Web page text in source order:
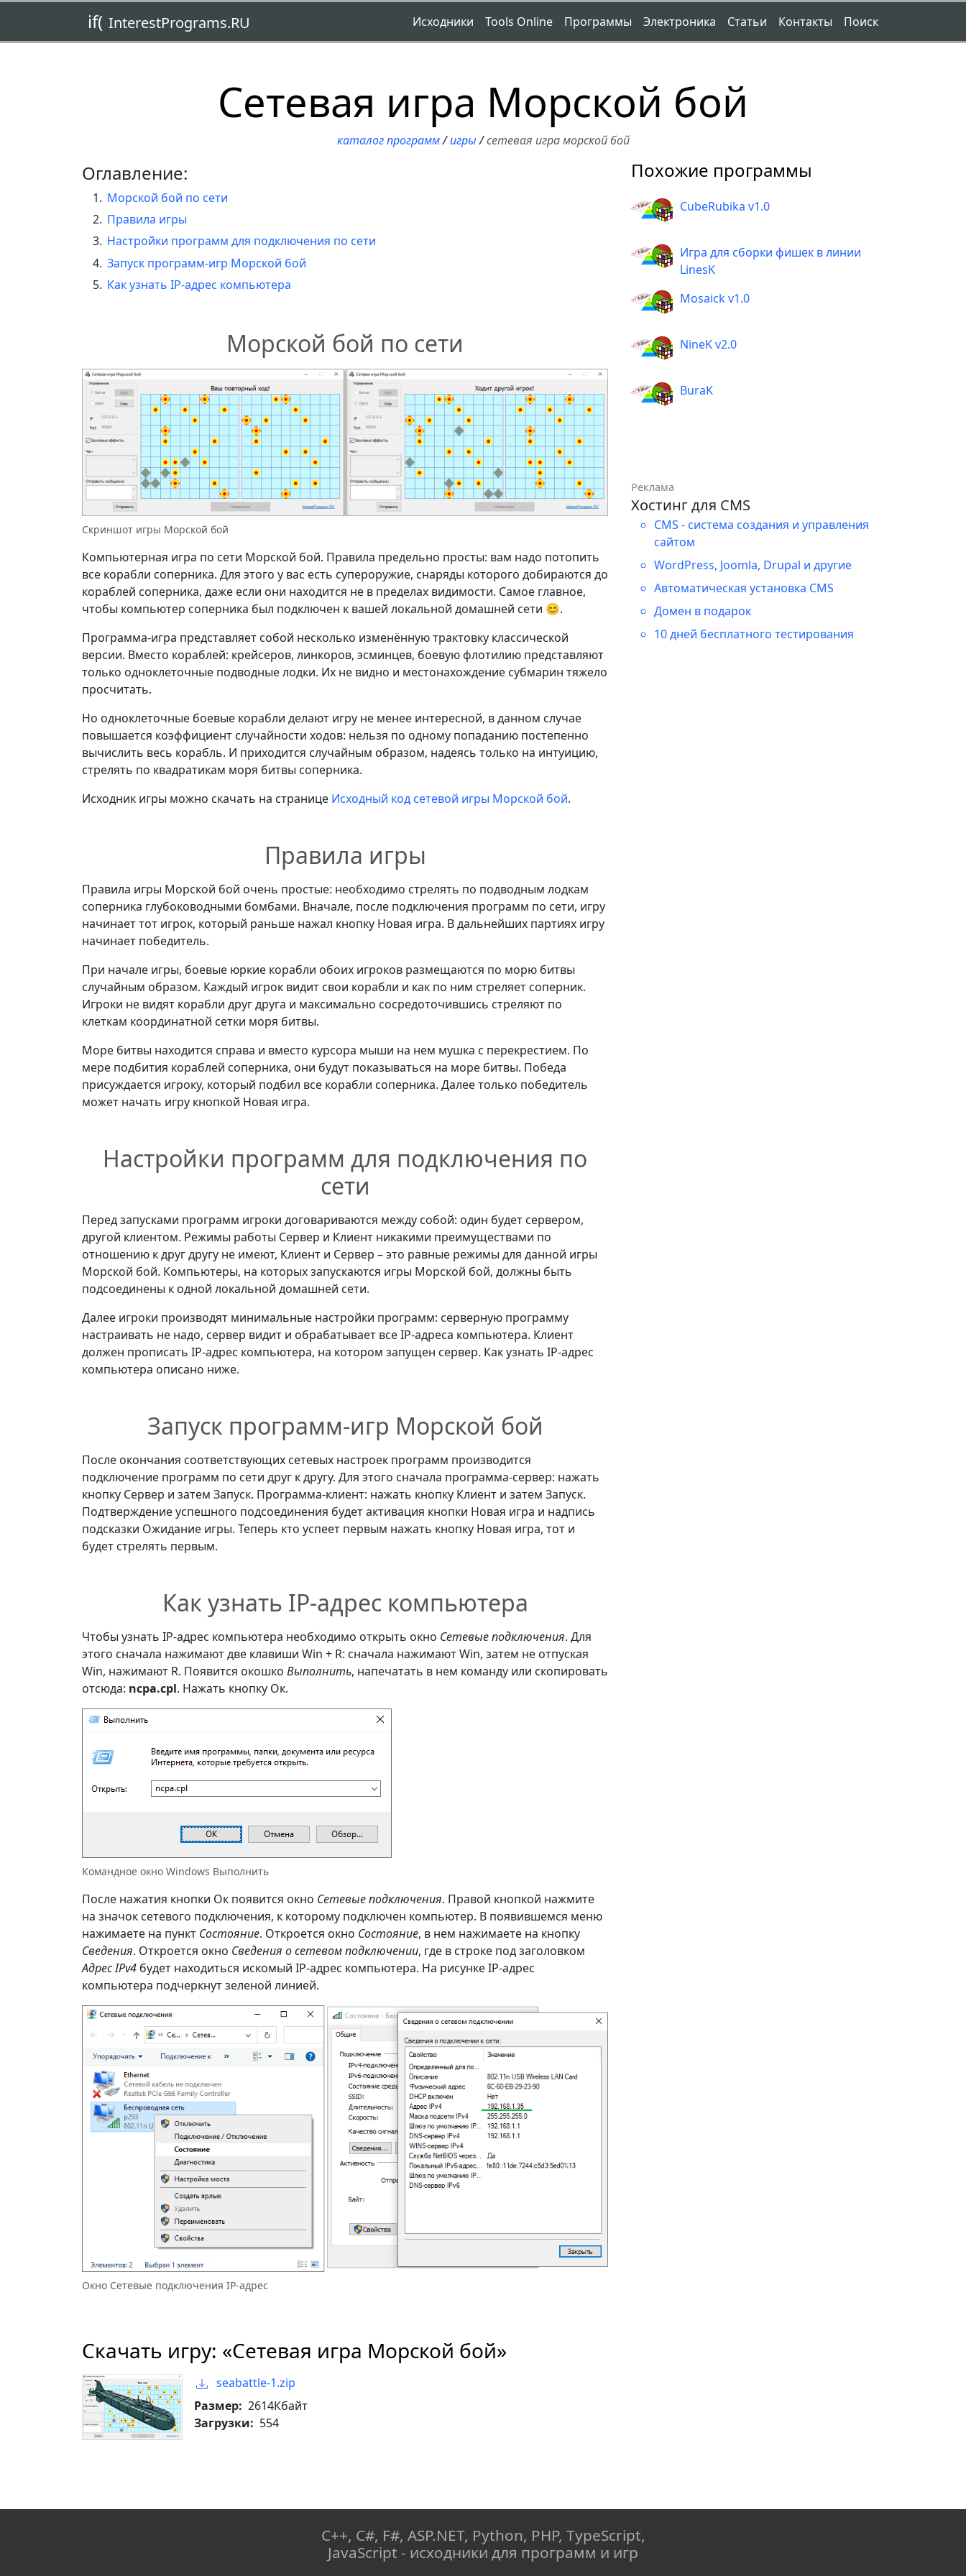
if( InterestPrograms.RU Исходники Tools Online Программы Электроника Статьи Контакты Поиск
Сетевая игра Морской бой
каталог программ/игры/сетевая игра морской бой
Оглавление:
Морской бой по сети
Правила игры
Настройки программ для подключения по сети
Запуск программ-игр Морской бой
Как узнать IP-адрес компьютера
Морской бой по сети
Скриншот игры Морской бой
Компьютерная игра по сети Морской бой. Правила предельно просты: вам надо потопить
все корабли соперника. Для этого у вас есть супероружие, снаряды которого добираются до
кораблей соперника, даже если они находится не в пределах видимости. Самое главное,
чтобы компьютер соперника был подключен к вашей локальной домашней сети 😊.
Программа-игра представляет собой несколько изменённую трактовку классической
версии. Вместо кораблей: крейсеров, линкоров, эсминцев, боевую флотилию представляют
только одноклеточные подводные лодки. Их не видно и местонахождение субмарин тяжело
просчитать.
Но одноклеточные боевые корабли делают игру не менее интересной, в данном случае
повышается коэффициент случайности ходов: нельзя по одному попаданию постепенно
вычислить весь корабль. И приходится случайным образом, надеясь только на интуицию,
стрелять по квадратикам моря битвы соперника.
Исходник игры можно скачать на странице Исходный код сетевой игры Морской бой.
Правила игры
Правила игры Морской бой очень простые: необходимо стрелять по подводным лодкам
соперника глубоководными бомбами. Вначале, после подключения программ по сети, игру
начинает тот игрок, который раньше нажал кнопку Новая игра. В дальнейших партиях игру
начинает победитель.
При начале игры, боевые юркие корабли обоих игроков размещаются по морю битвы
случайным образом. Каждый игрок видит свои корабли и как по ним стреляет соперник.
Игроки не видят корабли друг друга и максимально сосредоточившись стреляют по
клеткам координатной сетки моря битвы.
Море битвы находится справа и вместо курсора мыши на нем мушка с перекрестием. По
мере подбития кораблей соперника, они будут показываться на море битвы. Победа
присуждается игроку, который подбил все корабли соперника. Далее только победитель
может начать игру кнопкой Новая игра.
Настройки программ для подключения по
сети
Перед запусками программ игроки договариваются между собой: один будет сервером,
другой клиентом. Режимы работы Сервер и Клиент никакими преимуществами по
отношению к друг другу не имеют, Клиент и Сервер – это равные режимы для данной игры
Морской бой. Компьютеры, на которых запускаются игры Морской бой, должны быть
подсоединены к одной локальной домашней сети.
Далее игроки производят минимальные настройки программ: серверную программу
настраивать не надо, сервер видит и обрабатывает все IP-адреса компьютера. Клиент
должен прописать IP-адрес компьютера, на котором запущен сервер. Как узнать IP-адрес
компьютера описано ниже.
Запуск программ-игр Морской бой
После окончания соответствующих сетевых настроек программ производится
подключение программ по сети друг к другу. Для этого сначала программа-сервер: нажать
кнопку Сервер и затем Запуск. Программа-клиент: нажать кнопку Клиент и затем Запуск.
Подтверждение успешного подсоединения будет активация кнопки Новая игра и надпись
подсказки Ожидание игры. Теперь кто успеет первым нажать кнопку Новая игра, тот и
будет стрелять первым.
Как узнать IP-адрес компьютера
Чтобы узнать IP-адрес компьютера необходимо открыть окно Сетевые подключения. Для
этого сначала нажимают две клавиши Win + R: сначала нажимают Win, затем не отпуская
Win, нажимают R. Появится окошко Выполнить, напечатать в нем команду или скопировать
отсюда: ncpa.cpl. Нажать кнопку Ок.
Командное окно Windows Выполнить
После нажатия кнопки Ок появится окно Сетевые подключения. Правой кнопкой нажмите
на значок сетевого подключения, к которому подключен компьютер. В появившемся меню
нажимаете на пункт Состояние. Откроется окно Состояние, в нем нажимаете на кнопку
Сведения. Откроется окно Сведения о сетевом подключении, где в строке под заголовком
Адрес IPv4 будет находиться искомый IP-адрес компьютера. На рисунке IP-адрес
компьютера подчеркнут зеленой линией.
Окно Сетевые подключения IP-адрес
Скачать игру: «Сетевая игра Морской бой»
seabattle-1.zip
Размер: 2614Кбайт
Загрузки: 554
Похожие программы
CubeRubika v1.0
Игра для сборки фишек в линии
LinesK
Mosaick v1.0
NineK v2.0
BuraK
Реклама
Хостинг для CMS
CMS - система создания и управления
сайтом
WordPress, Joomla, Drupal и другие
Автоматическая установка CMS
Домен в подарок
10 дней бесплатного тестирования
C++, C#, F#, ASP.NET, Python, PHP, TypeScript,
JavaScript - исходники для программ и игр